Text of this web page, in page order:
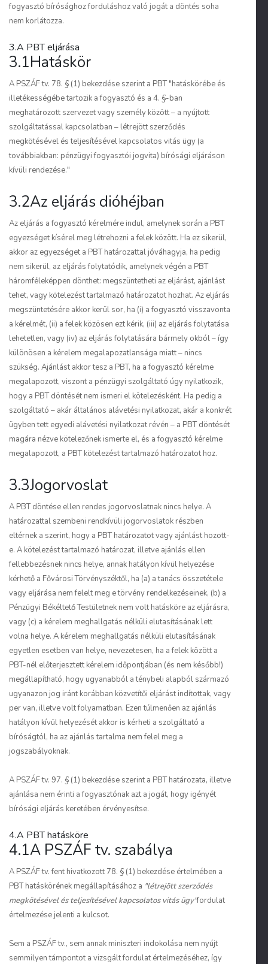
fogyasztó bírósághoz forduláshoz való jogát a döntés soha
nem korlátozza.
3.A PBT eljárása
3.1Hatáskör
A PSZÁF tv. 78. § (1) bekezdése szerint a PBT "hatáskörébe és
illetékességébe tartozik a fogyasztó és a 4. §-ban
meghatározott szervezet vagy személy között – a nyújtott
szolgáltatással kapcsolatban – létrejött szerződés
megkötésével és teljesítésével kapcsolatos vitás ügy (a
továbbiakban: pénzügyi fogyasztói jogvita) bírósági eljáráson
kívüli rendezése."
3.2Az eljárás dióhéjban
Az eljárás a fogyasztó kérelmére indul, amelynek során a PBT
egyezséget kísérel meg létrehozni a felek között. Ha ez sikerül,
akkor az egyezséget a PBT határozattal jóváhagyja, ha pedig
nem sikerül, az eljárás folytatódik, amelynek végén a PBT
háromféleképpen dönthet: megszüntetheti az eljárást, ajánlást
tehet, vagy kötelezést tartalmazó határozatot hozhat. Az eljárás
megszüntetésére akkor kerül sor, ha (i) a fogyasztó visszavonta
a kérelmét, (ii) a felek közösen ezt kérik, (iii) az eljárás folytatása
lehetetlen, vagy (iv) az eljárás folytatására bármely okból – így
különösen a kérelem megalapozatlansága miatt – nincs
szükség. Ajánlást akkor tesz a PBT, ha a fogyasztó kérelme
megalapozott, viszont a pénzügyi szolgáltató úgy nyilatkozik,
hogy a PBT döntését nem ismeri el kötelezésként. Ha pedig a
szolgáltató – akár általános alávetési nyilatkozat, akár a konkrét
ügyben tett egyedi alávetési nyilatkozat révén – a PBT döntését
magára nézve kötelezőnek ismerte el, és a fogyasztó kérelme
megalapozott, a PBT kötelezést tartalmazó határozatot hoz.
3.3Jogorvoslat
A PBT döntése ellen rendes jogorvoslatnak nincs helye. A
határozattal szembeni rendkívüli jogorvoslatok részben
eltérnek a szerint, hogy a PBT határozatot vagy ajánlást hozott-
e. A kötelezést tartalmazó határozat, illetve ajánlás ellen
fellebbezésnek nincs helye, annak hatályon kívül helyezése
kérhető a Fővárosi Törvényszéktől, ha (a) a tanács összetétele
vagy eljárása nem felelt meg e törvény rendelkezéseinek, (b) a
Pénzügyi Békéltető Testületnek nem volt hatásköre az eljárásra,
vagy (c) a kérelem meghallgatás nélküli elutasításának lett
volna helye. A kérelem meghallgatás nélküli elutasításának
egyetlen esetben van helye, nevezetesen, ha a felek között a
PBT-nél előterjesztett kérelem időpontjában (és nem később!)
megállapítható, hogy ugyanabból a ténybeli alapból származó
ugyanazon jog iránt korábban közvetítői eljárást indítottak, vagy
per van, illetve volt folyamatban. Ezen túlmenően az ajánlás
hatályon kívül helyezését akkor is kérheti a szolgáltató a
bíróságtól, ha az ajánlás tartalma nem felel meg a
jogszabályoknak.
A PSZÁF tv. 97. § (1) bekezdése szerint a PBT határozata, illetve
ajánlása nem érinti a fogyasztónak azt a jogát, hogy igényét
bírósági eljárás keretében érvényesítse.
4.A PBT hatásköre
4.1A PSZÁF tv. szabálya
A PSZÁF tv. fent hivatkozott 78. § (1) bekezdése értelmében a
PBT hatáskörének megállapításához a "létrejött szerződés
megkötésével és teljesítésével kapcsolatos vitás ügy"fordulat
értelmezése jelenti a kulcsot.
Sem a PSZÁF tv., sem annak miniszteri indokolása nem nyújt
semmilyen támpontot a vizsgált fordulat értelmezéséhez, így